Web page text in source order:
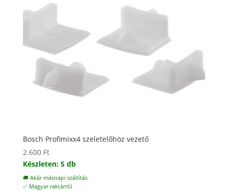
Bosch Profimixx4 szeletelőhöz vezető
2.600 Ft
Készleten: 5 db
🚚 Akár másnapi szállítás
✅ Magyar raktárról